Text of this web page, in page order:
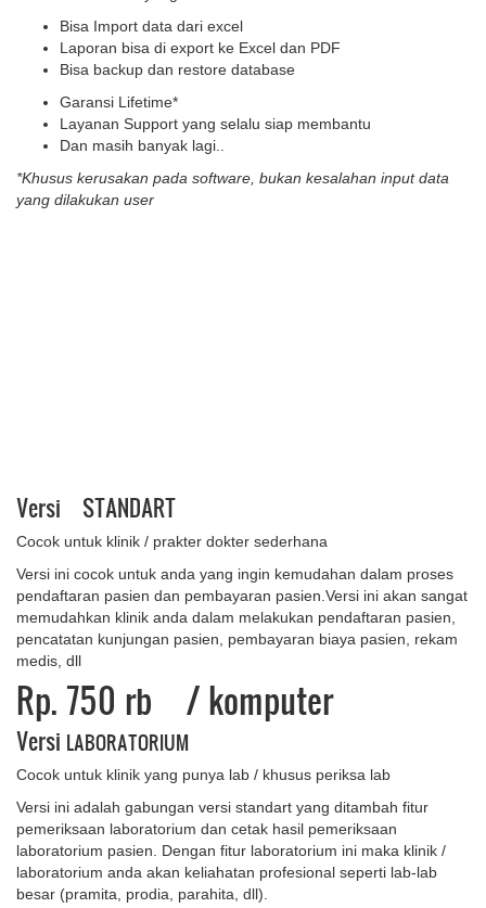
Bisa Import data dari excel
Laporan bisa di export ke Excel dan PDF
Bisa backup dan restore database
Garansi Lifetime*
Layanan Support yang selalu siap membantu
Dan masih banyak lagi..
*Khusus kerusakan pada software, bukan kesalahan input data
yang dilakukan user
Versi STANDART
Cocok untuk klinik / prakter dokter sederhana
Versi ini cocok untuk anda yang ingin kemudahan dalam proses
pendaftaran pasien dan pembayaran pasien.Versi ini akan sangat
memudahkan klinik anda dalam melakukan pendaftaran pasien,
pencatatan kunjungan pasien, pembayaran biaya pasien, rekam
medis, dll
Rp. 750 rb / komputer
Versi LABORATORIUM
Cocok untuk klinik yang punya lab / khusus periksa lab
Versi ini adalah gabungan versi standart yang ditambah fitur
pemeriksaan laboratorium dan cetak hasil pemeriksaan
laboratorium pasien. Dengan fitur laboratorium ini maka klinik /
laboratorium anda akan keliahatan profesional seperti lab-lab
besar (pramita, prodia, parahita, dll).